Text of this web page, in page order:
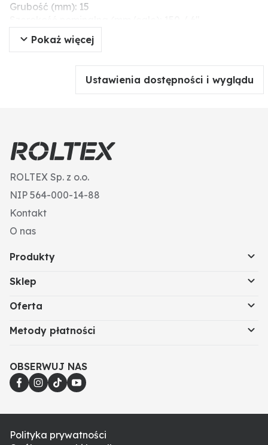
Grubość (mm): 15
Ø wew. (mm): 175
Pokaż więcej
Ustawienia dostępności i wyglądu
ROLTEX Sp. z o.o.
NIP 564-000-14-88
Kontakt
O nas
Produkty
Sklep
Oferta
Metody płatności
OBSERWUJ NAS
Polityka prywatności